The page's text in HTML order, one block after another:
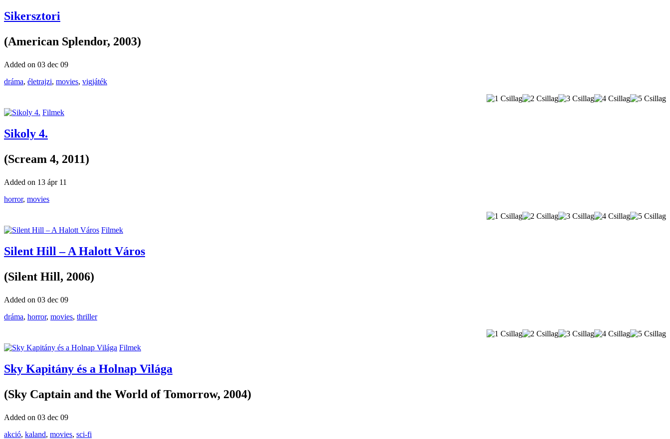
Sikersztori
(American Splendor, 2003)
Added on 03 dec 09
dráma, életrajzi, movies, vigjáték
Filmek
Sikoly 4.
(Scream 4, 2011)
Added on 13 ápr 11
horror, movies
Filmek
Silent Hill – A Halott Város
(Silent Hill, 2006)
Added on 03 dec 09
dráma, horror, movies, thriller
Filmek
Sky Kapitány és a Holnap Világa
(Sky Captain and the World of Tomorrow, 2004)
Added on 03 dec 09
akció, kaland, movies, sci-fi